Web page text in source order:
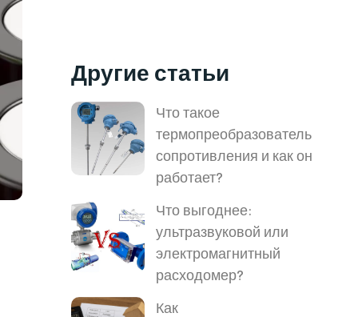
Другие статьи
Что такое
термопреобразователь
сопротивления и как он
работает?
Что выгоднее:
ультразвуковой или
электромагнитный
расходомер?
Как